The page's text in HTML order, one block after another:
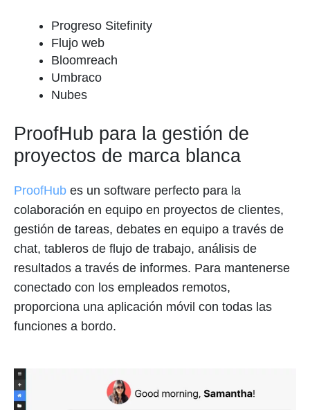
Progreso Sitefinity
Flujo web
Bloomreach
Umbraco
Nubes
ProofHub para la gestión de
proyectos de marca blanca
ProofHub es un software perfecto para la
colaboración en equipo en proyectos de clientes,
gestión de tareas, debates en equipo a través de
chat, tableros de flujo de trabajo, análisis de
resultados a través de informes. Para mantenerse
conectado con los empleados remotos,
proporciona una aplicación móvil con todas las
funciones a bordo.